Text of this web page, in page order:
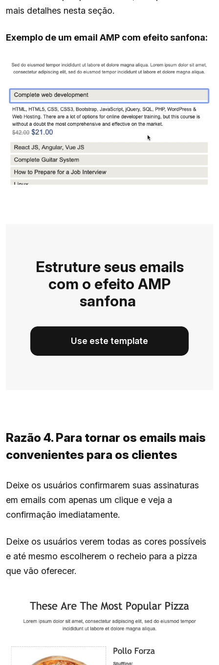
mais detalhes nesta seção.
Exemplo de um email AMP com efeito sanfona:
Estruture seus emails
com o efeito AMP
sanfona
Use este template
Razão 4. Para tornar os emails mais
convenientes para os clientes
Deixe os usuários confirmarem suas assinaturas
em emails com apenas um clique e veja a
confirmação imediatamente.
Deixe os usuários verem todas as cores possíveis
e até mesmo escolherem o recheio para a pizza
que vão oferecer.